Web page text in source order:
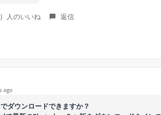
｝人のいいね 返信
ago
ダウンロードできますか？